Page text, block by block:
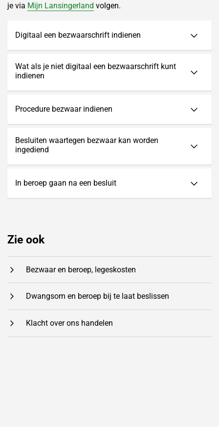
je via Mijn Lansingerland volgen.
Digitaal een bezwaarschrift indienen
Wat als je niet digitaal een bezwaarschrift kunt
indienen
Procedure bezwaar indienen
Besluiten waartegen bezwaar kan worden
ingediend
In beroep gaan na een besluit
Zie ook
Bezwaar en beroep, legeskosten
Dwangsom en beroep bij te laat beslissen
Klacht over ons handelen